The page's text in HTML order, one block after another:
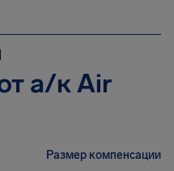
а/к Air
Размер компенсации